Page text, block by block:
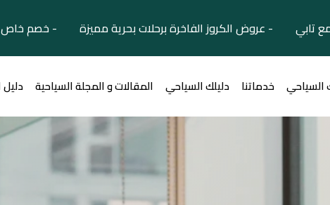
- عروض الكروز الفاخرة برحلات بحرية مميزة - خصم
السياحي خدماتنا دليلك السياحي المقالات و المجلة السياحية